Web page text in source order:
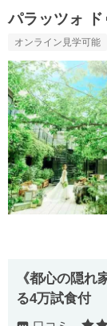
パラッツォ
オンライン見学可能
《都心の隠れ
る4万試食付